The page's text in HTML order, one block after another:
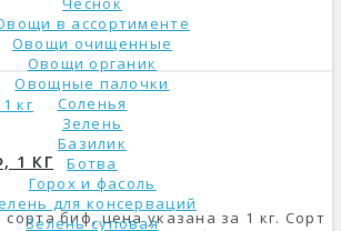
в ассортименте
Овощи очищенные
Овощи органик
Овощные палочки
Соленья
Зелень
Базилик
Ботва
Горох и фасоль
для консерваций
Зелень суповая
1 КГ
биф, цена указана за 1 кг. Сорт